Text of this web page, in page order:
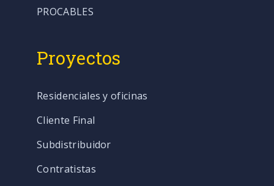
PROCABLES
Proyectos
Residenciales y oficinas
Cliente Final
Subdistribuidor
Contratistas